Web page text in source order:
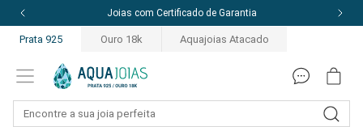
Joias com Certificado de Garantia
Prata 925 Ouro 18k Aquajoias Atacado